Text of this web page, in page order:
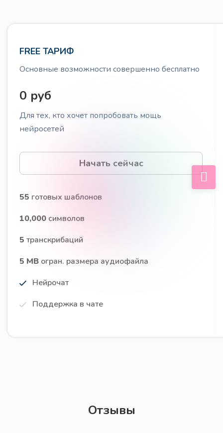
20 вопросов от ЦА
Получите 20 вопросов, которые задаёт ваша
Целевую Аудиторию
15 вопросов для глубинного интервью
Про
Получите 15 вопросов для проведения глубинного
Заголовки для статьи PRO
версия)
FREE ТАРИФ
Основные возможности совершенно бесплатно
0 руб
Для тех, кто хочет попробовать мощь
нейросетей
Начать сейчас
55 готовых шаблонов
10,000 символов
5 транскрибаций
5 MB огран. размера аудиофайла
Нейрочат
Поддержка в чате
Отзывы